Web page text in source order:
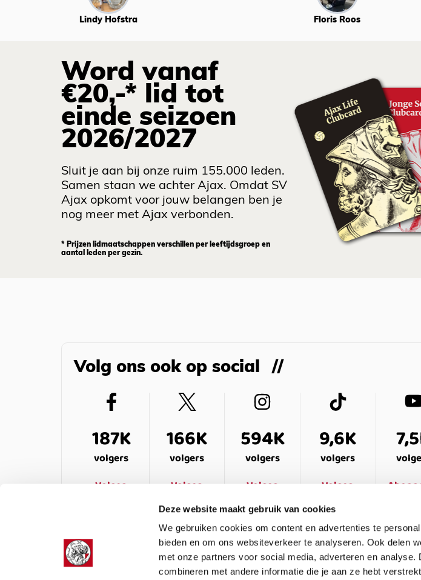
Deze website maakt gebruik van cookies
We gebruiken cookies om content en advertenties te
bieden en om ons websiteverkeer te analyseren. Ook delen
met onze partners voor social media, adverteren en analyse.
combineren met andere informatie die je aan ze hebt
Lindy Hofstra Floris Roos
Word vanaf
€20,-* lid tot
einde seizoen
2026/2027
Sluit je aan bij onze ruim 155.000 leden.
Samen staan we achter Ajax. Omdat SV
Ajax opkomt voor jouw belangen ben je
nog meer met Ajax verbonden.
* Prijzen lidmaatschappen verschillen per leeftijdsgroep en
aantal leden per gezin.
Volg ons ook op social
187K
volgers
Volgen
166K
volgers
Volgen
594K
volgers
Volgen
9,6K
volgers
Volgen